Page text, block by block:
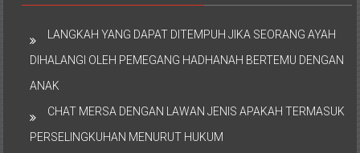
LANGKAH YANG DAPAT DITEMPUH JIKA SEORANG AYAH
DIHALANGI OLEH PEMEGANG HADHANAH BERTEMU DENGAN
ANAK
CHAT MERSA DENGAN LAWAN JENIS APAKAH TERMASUK
PERSELINGKUHAN MENURUT HUKUM